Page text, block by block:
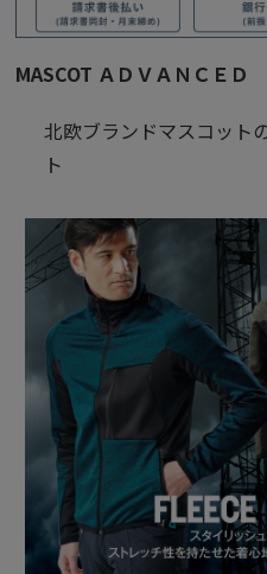
MASCOT ＡＤＶＡＮＣＥＤ
北欧ブランドマスコット
ト